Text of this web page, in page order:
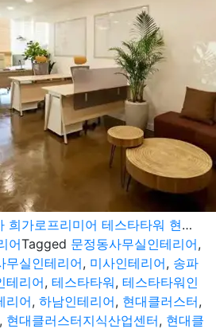
문정동 송파 하남 미사 희가로프리미어 테스타타워 현대클러스터 지식산업센터 준비해보세요.
어Tagged 문정동사무실인테리어,
무실인테리어, 미사인테리어, 송파
테리어, 테스타타워, 테스타타워인
리어, 하남인테리어, 현대클러스터,
, 현대클러스터지식산업센터, 현대클